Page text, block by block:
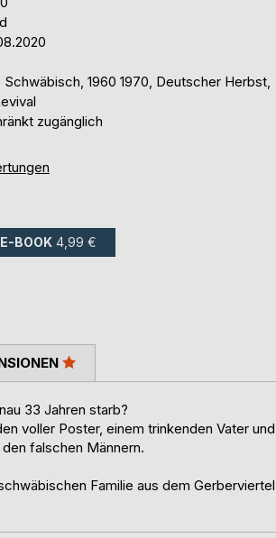
1960 1970, Deutscher Herbst,
zugänglich
E-BOOK 4,99 €
33 Jahren starb?
voller Poster, einem trinkenden Vater und
falschen Männern.
Familie aus dem